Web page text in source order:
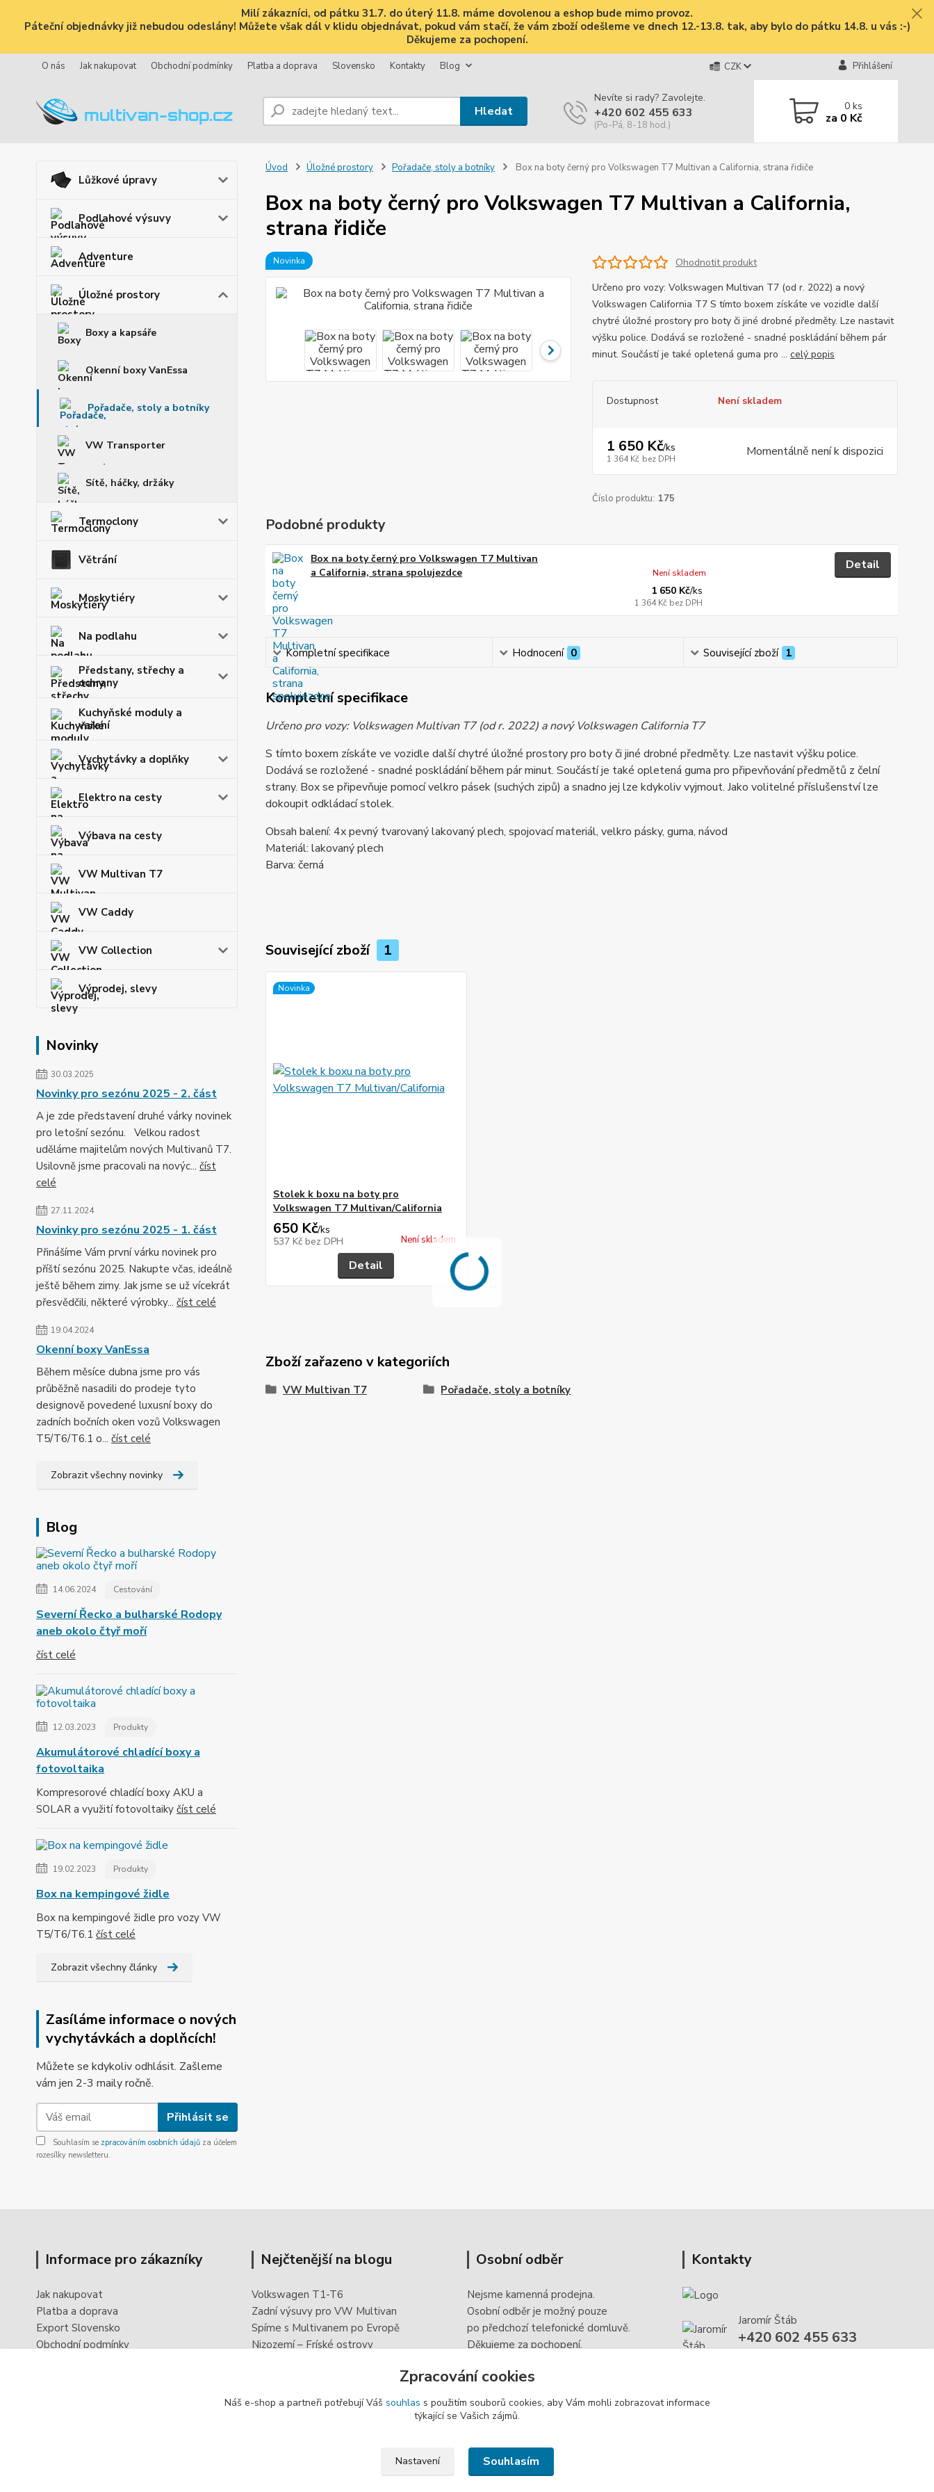
Milí zákazníci, od pátku 31.7. do úterý 11.8. máme dovolenou a eshop bude mimo provoz.
Páteční objednávky již nebudou odeslány! Můžete však dál v klidu objednávat, pokud vám stačí, že vám zboží odešleme ve dnech 12.-13.8. tak, aby bylo do pátku 14.8. u vás :-)
Děkujeme za pochopení.
O nás Jak nakupovat Obchodní podmínky Platba a doprava Slovensko Kontakty Blog CZK Přihlášení
Hledat
Nevíte si rady? Zavolejte.
+420 602 455 633
(Po-Pá, 8-18 hod.)
0ks
za 0 Kč
Lůžkové úpravy
Podlahové výsuvy
Adventure
Úložné prostory
Boxy a kapsáře
Okenní boxy VanEssa
Pořadače, stoly a botníky
VW Transporter
Sítě, háčky, držáky
Termoclony
Větrání
Moskytiéry
Na podlahu
Předstany, střechy a
ochrany
Kuchyňské moduly a
vaření
Vychytávky a doplňky
Elektro na cesty
Výbava na cesty
VW Multivan T7
VW Caddy
VW Collection
Výprodej, slevy
Novinky
30.03.2025
Novinky pro sezónu 2025 - 2. část
A je zde představení druhé várky novinek
pro letošní sezónu. Velkou radost
uděláme majitelům nových Multivanů T7.
Usilovně jsme pracovali na novýc... číst
celé
27.11.2024
Novinky pro sezónu 2025 - 1. část
Přinášíme Vám první várku novinek pro
příští sezónu 2025. Nakupte včas, ideálně
ještě během zimy. Jak jsme se už vícekrát
přesvědčili, některé výrobky... číst celé
19.04.2024
Okenní boxy VanEssa
Během měsíce dubna jsme pro vás
průběžně nasadili do prodeje tyto
designově povedené luxusní boxy do
zadních bočních oken vozů Volkswagen
T5/T6/T6.1 o... číst celé
Zobrazit všechny novinky
Blog
14.06.2024 Cestování
Severní Řecko a bulharské Rodopy
aneb okolo čtyř moří
číst celé
12.03.2023 Produkty
Akumulátorové chladící boxy a
fotovoltaika
Kompresorové chladící boxy AKU a
SOLAR a využití fotovoltaiky číst celé
19.02.2023 Produkty
Box na kempingové židle
Box na kempingové židle pro vozy VW
T5/T6/T6.1 číst celé
Zobrazit všechny články
Zasíláme informace o nových
vychytávkách a doplňcích!
Můžete se kdykoliv odhlásit. Zašleme
vám jen 2-3 maily ročně.
Přihlásit se
Souhlasím se zpracováním osobních údajů za účelem
rozesílky newsletteru.
Úvod Úložné prostory Pořadače, stoly a botníky Box na boty černý pro Volkswagen T7 Multivan a California, strana řidiče
Box na boty černý pro Volkswagen T7 Multivan a California,
strana řidiče
Novinka
Ohodnotit produkt
Určeno pro vozy: Volkswagen Multivan T7 (od r. 2022) a nový
Volkswagen California T7 S tímto boxem získáte ve vozidle další
chytré úložné prostory pro boty či jiné drobné předměty. Lze nastavit
výšku police. Dodává se rozložené - snadné poskládání během pár
minut. Součástí je také opletená guma pro ... celý popis
Dostupnost Není skladem
1 650 Kč/ks
1 364 Kč bez DPH Momentálně není k dispozici
Číslo produktu: 175
Podobné produkty
Box na boty černý pro Volkswagen T7 Multivan
a California, strana spolujezdce
1 650 Kč/ks
1 364 Kč bez DPH
Není skladem
Detail
Kompletní specifikace Hodnocení 0 Související zboží 1
Kompletní specifikace
Určeno pro vozy: Volkswagen Multivan T7 (od r. 2022) a nový Volkswagen California T7
S tímto boxem získáte ve vozidle další chytré úložné prostory pro boty či jiné drobné předměty. Lze nastavit výšku police.
Dodává se rozložené - snadné poskládání během pár minut. Součástí je také opletená guma pro připevňování předmětů z čelní
strany. Box se připevňuje pomocí velkro pásek (suchých zipů) a snadno jej lze kdykoliv vyjmout. Jako volitelné příslušenství lze
dokoupit odkládací stolek.
Obsah balení: 4x pevný tvarovaný lakovaný plech, spojovací materiál, velkro pásky, guma, návod
Materiál: lakovaný plech
Barva: černá
Související zboží 1
Novinka
Stolek k boxu na boty pro
Volkswagen T7 Multivan/California
650 Kč/ks
537 Kč bez DPH Není skladem
Detail
Zboží zařazeno v kategoriích
VW Multivan T7 Pořadače, stoly a botníky
Informace pro zákazníky
Jak nakupovat
Platba a doprava
Export Slovensko
Obchodní podmínky
Nejčtenější na blogu
Volkswagen T1-T6
Zadní výsuvy pro VW Multivan
Spíme s Multivanem po Evropě
Nizozemí – Fríské ostrovy
Osobní odběr
Nejsme kamenná prodejna.
Osobní odběr je možný pouze
po předchozí telefonické domluvě.
Děkujeme za pochopení.
Kontakty
Jaromír Štáb
+420 602 455 633
Zpracování cookies
Náš e-shop a partneři potřebují Váš souhlas s použitím souborů cookies, aby Vám mohli zobrazovat informace
týkající se Vašich zájmů.
Nastavení Souhlasím